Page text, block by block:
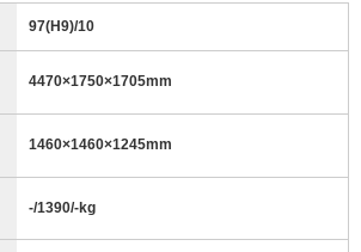
97(H9)/10
4470×1750×1705mm
1460×1460×1245mm
-/1390/-kg